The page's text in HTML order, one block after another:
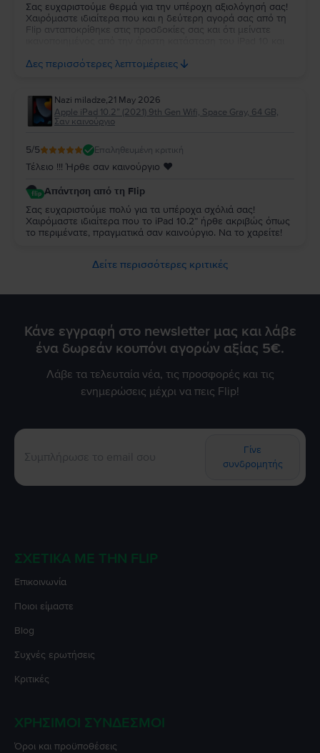
Σας ευχαριστούμε θερμά για την υπέροχη αξιολόγησή σας!
Χαιρόμαστε ιδιαίτερα που και η δεύτερη αγορά σας από τη
Flip ανταποκρίθηκε στις προσδοκίες σας και ότι μείνατε
μας να σας εξυπηρετήσουμε ξανά στο μέλλον!
Δες περισσότερες λεπτομέρειες
Nazi miladze,21 May 2026
Apple iPad 10.2” (2021) 9th Gen Wifi, Space Gray, 64 GB,
Σαν καινούργιο
5/5 Επαληθευμένη κριτική
Τέλειο !!! Ήρθε σαν καινούργιο ♥️
Απάντηση από τη Flip
Σας ευχαριστούμε πολύ για τα υπέροχα σχόλιά σας!
Χαιρόμαστε ιδιαίτερα που το iPad 10.2” ήρθε ακριβώς όπως
το περιμένατε, πραγματικά σαν καινούργιο. Να το χαρείτε!
Δείτε περισσότερες κριτικές
Κάνε εγγραφή στο newsletter μας και λάβε
ένα δωρεάν κουπόνι αγορών αξίας 5€.
Λάβε τα τελευταία νέα, τις προσφορές και τις
ενημερώσεις μέχρι να πεις Flip!
Γίνε
συνδρομητής
ΣΧΕΤΙΚΆ ΜΕ ΤΗΝ FLIP
Επικοινωνία
Ποιοι είμαστε
Blog
Συχνές ερωτήσεις
Κριτικές
ΧΡΉΣΙΜΟΙ ΣΎΝΔΕΣΜΟΙ
Όροι και προϋποθέσεις